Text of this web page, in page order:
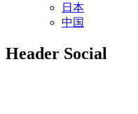
日本
中国
Header Social